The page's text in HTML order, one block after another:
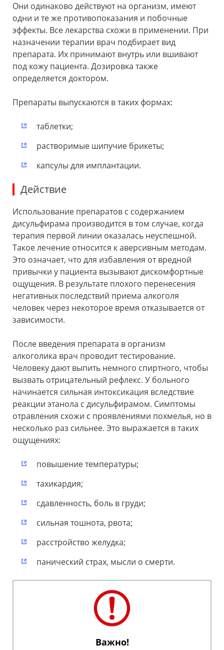
Они одинаково действуют на организм, имеют
одни и те же противопоказания и побочные
эффекты. Все лекарства схожи в применении. При
назначении терапии врач подбирает вид
препарата. Их принимают внутрь или вшивают
под кожу пациента. Дозировка также
определяется доктором.
Препараты выпускаются в таких формах:
таблетки;
растворимые шипучие брикеты;
капсулы для имплантации.
Действие
Использование препаратов с содержанием
дисульфирама производится в том случае, когда
терапия первой линии оказалась неуспешной.
Такое лечение относится к аверсивным методам.
Это означает, что для избавления от вредной
привычки у пациента вызывают дискомфортные
ощущения. В результате плохого перенесения
негативных последствий приема алкоголя
человек через некоторое время отказывается от
зависимости.
После введения препарата в организм
алкоголика врач проводит тестирование.
Человеку дают выпить немного спиртного, чтобы
вызвать отрицательный рефлекс. У больного
начинается сильная интоксикация вследствие
реакции этанола с дисульфирамом. Симптомы
отравления схожи с проявлениями похмелья, но в
несколько раз сильнее. Это выражается в таких
ощущениях:
повышение температуры;
тахикардия;
сдавленность, боль в груди;
сильная тошнота, рвота;
расстройство желудка;
панический страх, мысли о смерти.
Важно!